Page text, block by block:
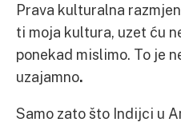
Prava kulturalna
ti moja kultura, uzet ću
ponekad mislimo. To je
uzajamno.
Samo zato što Indijci u